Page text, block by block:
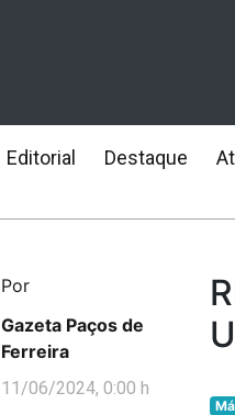
Editorial Destaque
Por
Gazeta Paços de
Ferreira
11/06/2024, 0:00 h